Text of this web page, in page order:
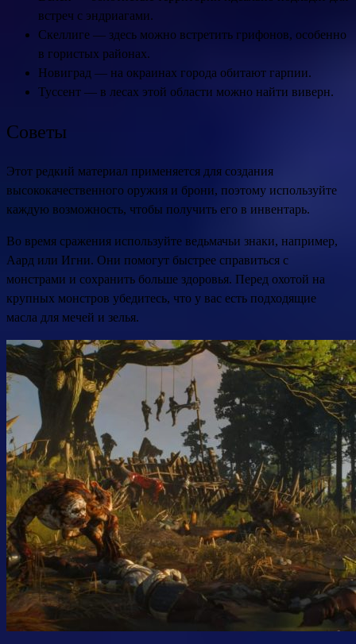
встреч с эндриагами.
Скеллиге — здесь можно встретить грифонов, особенно
в гористых районах.
Новиград — на окраинах города обитают гарпии.
Туссент — в лесах этой области можно найти виверн.
Советы
Этот редкий материал применяется для создания
высококачественного оружия и брони, поэтому используйте
каждую возможность, чтобы получить его в инвентарь.
Во время сражения используйте ведьмачьи знаки, например,
Аард или Игни. Они помогут быстрее справиться с
монстрами и сохранить больше здоровья. Перед охотой на
крупных монстров убедитесь, что у вас есть подходящие
масла для мечей и зелья.